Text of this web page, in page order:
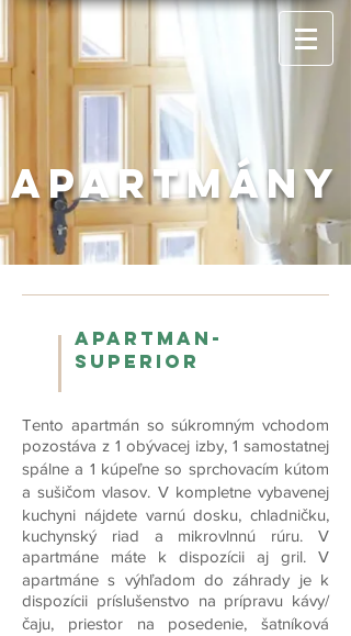
apartmány
Apartman-
Superior
Tento apartmán so súkromným vchodom
pozostáva z 1 obývacej izby, 1 samostatnej
spálne a 1 kúpeľne so sprchovacím kútom
a sušičom vlasov. V kompletne vybavenej
kuchyni nájdete varnú dosku, chladničku,
kuchynský riad a mikrovlnnú rúru. V
apartmáne máte k dispozícii aj gril. V
apartmáne s výhľadom do záhrady je k
dispozícii príslušenstvo na prípravu kávy/
čaju, priestor na posedenie, šatníková